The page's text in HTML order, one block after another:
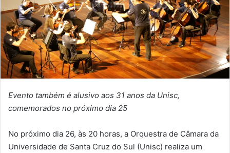
Evento também é alusivo aos 31 anos da Unisc,
comemorados no próximo dia 25
No próximo dia 26, às 20 horas, a Orquestra de Câmara da
Universidade de Santa Cruz do Sul (Unisc) realiza um